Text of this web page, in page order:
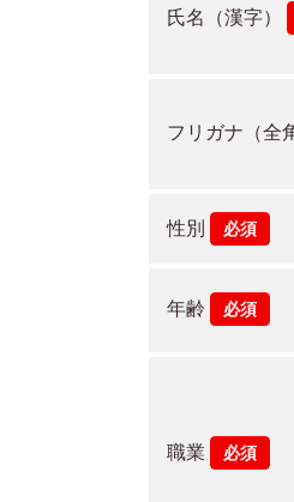
氏名（漢字）
フリガナ（全
性別 必須
年齢 必須
職業 必須